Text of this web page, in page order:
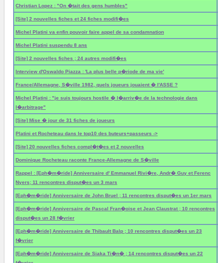
Christian Lopez : "On �tait des gens humbles"
[Site] 2 nouvelles fiches et 24 fiches modifi�es
Michel Platini va enfin pouvoir faire appel de sa condamnation
Michel Platini suspendu 8 ans
[Site] 2 nouvelles fiches ; 24 autres modifi�es
Interview d'Oswaldo Piazza : 'La plus belle p�riode de ma vie'
France/Allemagne, S�ville 1982, quels joueurs jouaient � l'ASSE ?
Michel Platini : "je suis toujours hostile � l�arriv�e de la technologie dans
l�arbitrage"
[Site] Mise � jour de 31 fiches de joueurs
Platini et Rocheteau dans le top10 des buteurs+passeurs ->
[Site] 20 nouvelles fiches compl�t�es et 2 nouvelles
Dominique Rocheteau raconte France-Allemagne de S�ville
Rappel : [Eph�m�ride] Anniversaire d' Emmanuel Rivi�re, Andr� Guy et Ferenc
Nyers; 11 rencontres disput�es un 3 mars
[Eph�m�ride] Anniversaire de John Bruel ; 11 rencontres disput�es un 1er mars
[Eph�m�ride] Anniversaire de Pascal Fran�oise et Jean Claustrat ; 10 rencontres
disput�es un 28 f�vrier
[Eph�m�ride] Anniversaire de Thibault Balp ; 10 rencontres disput�es un 23
f�vrier
[Eph�m�ride] Anniversaire de Siaka Ti�n� ; 14 rencontres disput�es un 22